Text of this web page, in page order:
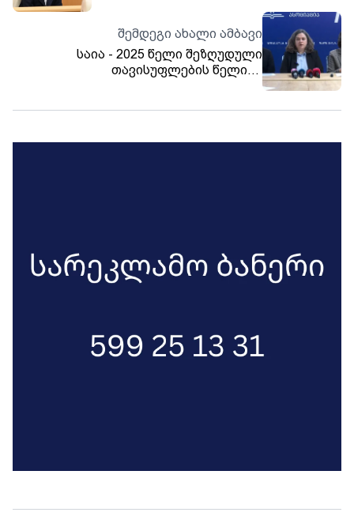
ცვლილებზე - საქართველოში მოქმედ
არც ერთ რეჟიმს არ უკადრია მსგავსი
რამ
შემდეგი ახალი ამბავი
საია - 2025 წელი შეზღუდული
თავისუფლების წელია -